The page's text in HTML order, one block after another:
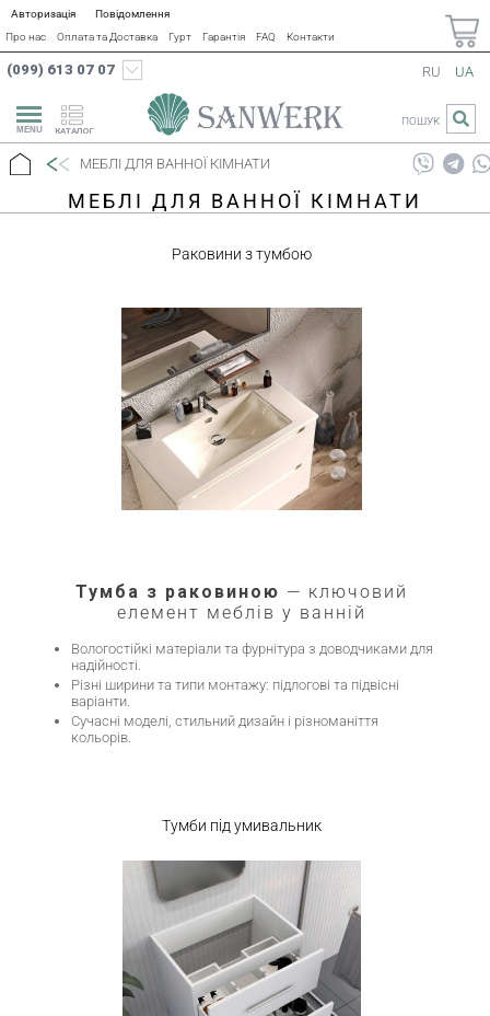
Авторизація
Повідомлення
Про нас
Оплата та Доставка Гурт Гарантія FAQ Контакти
(099) 613 07 07
КАТАЛОГ
RU UA
ПОШУК
МЕБЛІ ДЛЯ ВАННОЇ КІМНАТИ
МЕБЛІ ДЛЯ ВАННОЇ КІМНАТИ
Раковини з тумбою
Тумба з раковиною — ключовий
елемент меблів у ванній
Вологостійкі матеріали та фурнітура з доводчиками для
надійності.
Різні ширини та типи монтажу: підлогові та підвісні
варіанти.
Сучасні моделі, стильний дизайн і різноманіття
кольорів.
Тумби під умивальник